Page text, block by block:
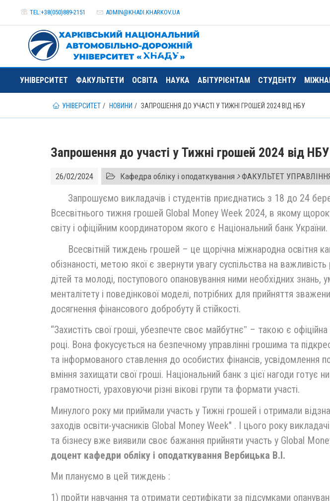
TEL:+38(050)889-2151 ADMIN@KHADI.KHARKOV.UA
УНІВЕРСИТЕТ ФАКУЛЬТЕТИ ОСВІТА НАУКА АБІТУРІЄНТАМ СТУДЕНТУ
УНІВЕРСИТЕТ НОВИНИ ЗАПРОШЕННЯ ДО УЧАСТІ У ТИЖНІ ГРОШЕЙ 2024 ВІД НБУ
Запрошення до участі у Тижні грошей 2024 від НБУ
26/02/2024 Кафедра обліку і оподаткування ФАКУЛЬТЕТ
Запрошуємо викладачів і студентів приєднатись з 18 до 24
Всесвітнього тижня грошей Global Money Week 2024, в якому
світу і офіційним координатором якого є Національний банк України.
Всесвітній тиждень грошей – це щорічна міжнародна освітня
обізнаності, метою якої є звернути увагу суспільства на
дітей та молоді, поступового опановування ними необхідних знань,
менталітету і поведінкової моделі, потрібних для прийняття
досягнення фінансового добробуту й стійкості.
“Захистіть свої гроші, убезпечте своє майбутнєˮ – такою є
році. Вона фокусується на безпечному управлінні грошима та
та інформованого ставлення до особистих фінансів, усвідомлення
вміння захищати свої гроші. Національний банк з цієї нагоди готує
грамотності, ураховуючи різні вікові групи та формати участі.
Минулого року ми приймали участь у Тижні грошей і отримали
заходів освіти-учасників Global Money Week" . І цього року
та бізнесу вже виявили своє бажання прийняти участь у Global
доцент кафедри обліку і оподаткування Вербицька В.І.
Ми плануємо в цей тиждень :
1) пройти навчання та отримати сертифікати за підсумками